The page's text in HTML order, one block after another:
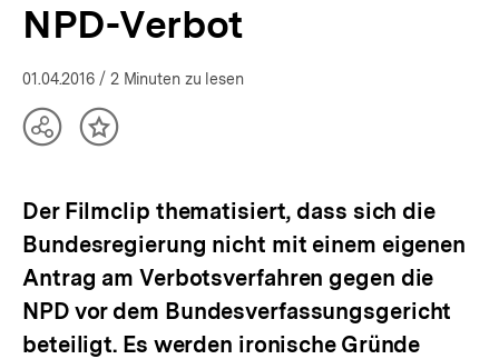
NPD-Verbot
01.04.2016 / 2 Minuten zu lesen
TeilenInhalt
Der Filmclip thematisiert, dass sich die
Bundesregierung nicht mit einem eigenen
Antrag am Verbotsverfahren gegen die
NPD vor dem Bundesverfassungsgericht
beteiligt. Es werden ironische Gründe